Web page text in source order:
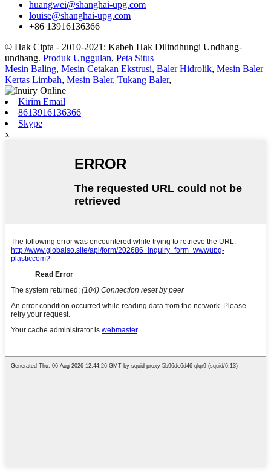
huangwei@shanghai-upg.com
louise@shanghai-upg.com
+86 13916136366
© Hak Cipta - 2010-2021: Kabeh Hak Dilindhungi Undhang-
undhang. Produk Unggulan, Peta Situs
Mesin Baling, Mesin Cetakan Ekstrusi, Baler Hidrolik, Mesin Baler
Kertas Limbah, Mesin Baler, Tukang Baler,
Kirim Email
8613916136366
Skype
x